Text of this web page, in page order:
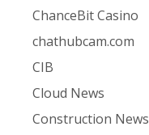
ChanceBit Casino
chathubcam.com
CIB
Cloud News
Construction News